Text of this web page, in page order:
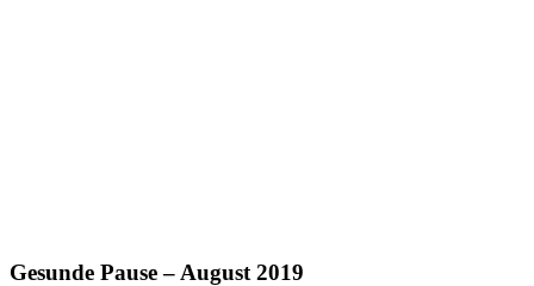
Gesunde Pause – August 2019